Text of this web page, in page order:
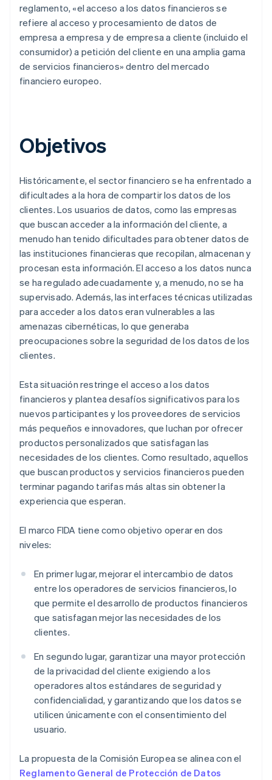
reglamento, «el acceso a los datos financieros se
refiere al acceso y procesamiento de datos de
empresa a empresa y de empresa a cliente (incluido el
consumidor) a petición del cliente en una amplia gama
de servicios financieros» dentro del mercado
financiero europeo.
Objetivos
Históricamente, el sector financiero se ha enfrentado a
dificultades a la hora de compartir los datos de los
clientes. Los usuarios de datos, como las empresas
que buscan acceder a la información del cliente, a
menudo han tenido dificultades para obtener datos de
las instituciones financieras que recopilan, almacenan y
procesan esta información. El acceso a los datos nunca
se ha regulado adecuadamente y, a menudo, no se ha
supervisado. Además, las interfaces técnicas utilizadas
para acceder a los datos eran vulnerables a las
amenazas cibernéticas, lo que generaba
preocupaciones sobre la seguridad de los datos de los
clientes.
Esta situación restringe el acceso a los datos
financieros y plantea desafíos significativos para los
nuevos participantes y los proveedores de servicios
más pequeños e innovadores, que luchan por ofrecer
productos personalizados que satisfagan las
necesidades de los clientes. Como resultado, aquellos
que buscan productos y servicios financieros pueden
terminar pagando tarifas más altas sin obtener la
experiencia que esperan.
El marco FIDA tiene como objetivo operar en dos
niveles:
En primer lugar, mejorar el intercambio de datos
entre los operadores de servicios financieros, lo
que permite el desarrollo de productos financieros
que satisfagan mejor las necesidades de los
clientes.
En segundo lugar, garantizar una mayor protección
de la privacidad del cliente exigiendo a los
operadores altos estándares de seguridad y
confidencialidad, y garantizando que los datos se
utilicen únicamente con el consentimiento del
usuario.
La propuesta de la Comisión Europea se alinea con el
Reglamento General de Protección de Datos